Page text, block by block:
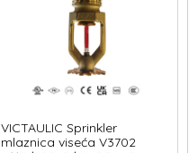
VICTAULIC Sprinkler
mlaznica viseća V3702